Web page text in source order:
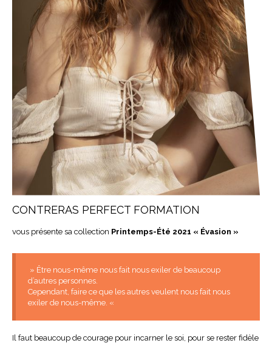
CONTRERAS PERFECT FORMATION
vous présente sa collection Printemps-Été 2021 « Évasion »
» Être nous-même nous fait nous exiler de beaucoup
d’autres personnes.
Cependant, faire ce que les autres veulent nous fait nous
exiler de nous-même. «
Il faut beaucoup de courage pour incarner le soi, pour se rester fidèle